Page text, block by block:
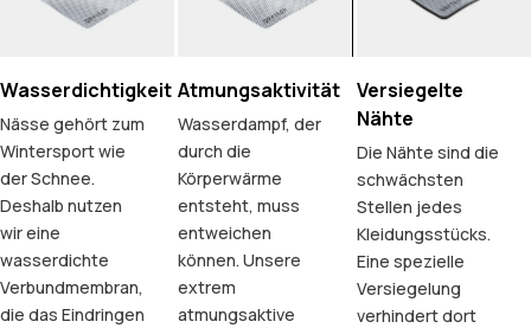
Wasserdichtigkeit
Nässe gehört zum
Wintersport wie
der Schnee.
Deshalb nutzen
wir eine
wasserdichte
Verbundmembran,
die das Eindringen
Atmungsaktivität
Wasserdampf, der
durch die
Körperwärme
entsteht, muss
entweichen
können. Unsere
extrem
atmungsaktive
Versiegelte
Nähte
Die Nähte sind die
schwächsten
Stellen jedes
Kleidungsstücks.
Eine spezielle
Versiegelung
verhindert dort